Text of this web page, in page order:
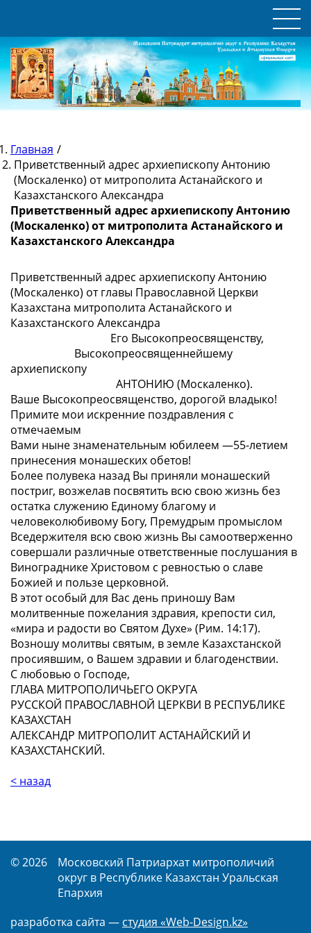
Главная /
Приветственный адрес архиепископу Антонию
(Москаленко) от митрополита Астанайского и
Казахстанского Александра
Приветственный адрес архиепископу Антонию
(Москаленко) от митрополита Астанайского и
Казахстанского Александра
Приветственный адрес архиепископу Антонию
(Москаленко) от главы Православной Церкви
Казахстана митрополита Астанайского и
Казахстанского Александра
Его Высокопреосвященству,
Высокопреосвященнейшему
архиепископу
АНТОНИЮ (Москаленко).
Ваше Высокопреосвященство, дорогой владыко!
Примите мои искренние поздравления с
отмечаемым
Вами ныне знаменательным юбилеем —55-летием
принесения монашеских обетов!
Более полувека назад Вы приняли монашеский
постриг, возжелав посвятить всю свою жизнь без
остатка служению Единому благому и
человеколюбивому Богу, Премудрым промыслом
Вседержителя всю свою жизнь Вы самоотверженно
совершали различные ответственные послушания в
Винограднике Христовом с ревностью о славе
Божией и пользе церковной.
В этот особый для Вас день приношу Вам
молитвенные пожелания здравия, крепости сил,
«мира и радости во Святом Духе» (Рим. 14:17).
Возношу молитвы святым, в земле Казахстанской
просиявшим, о Вашем здравии и благоденствии.
С любовью о Господе,
ГЛАВА МИТРОПОЛИЧЬЕГО ОКРУГА
РУССКОЙ ПРАВОСЛАВНОЙ ЦЕРКВИ В РЕСПУБЛИКЕ
КАЗАХСТАН
АЛЕКСАНДР МИТРОПОЛИТ АСТАНАЙСКИЙ И
КАЗАХСТАНСКИЙ.
< назад
© 2026
Московский Патриархат митрополичий
округ в Республике Казахстан Уральская
Епархия
разработка сайта — студия «Web-Design.kz»